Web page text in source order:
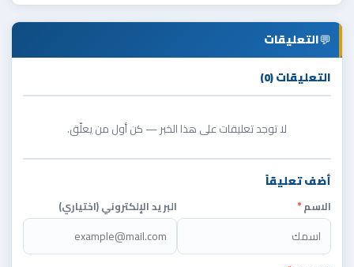
💬التعليقات
التعليقات (0)
لا توجد تعليقات على هذا الخبر — كن أول من يعلّق.
أضف تعليقاً
الاسم* البريد الإلكتروني (اختياري)